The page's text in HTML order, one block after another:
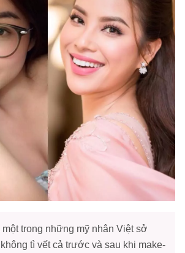
trong những mỹ nhân Việt sở
tì vết cả trước và sau khi make-